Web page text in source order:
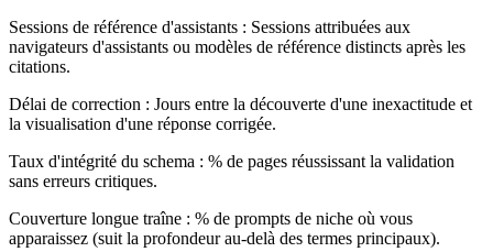
Sessions de référence d'assistants : Sessions attribuées aux
navigateurs d'assistants ou modèles de référence distincts après les
citations.
Délai de correction : Jours entre la découverte d'une inexactitude et
la visualisation d'une réponse corrigée.
Taux d'intégrité du schema : % de pages réussissant la validation
sans erreurs critiques.
Couverture longue traîne : % de prompts de niche où vous
apparaissez (suit la profondeur au-delà des termes principaux).